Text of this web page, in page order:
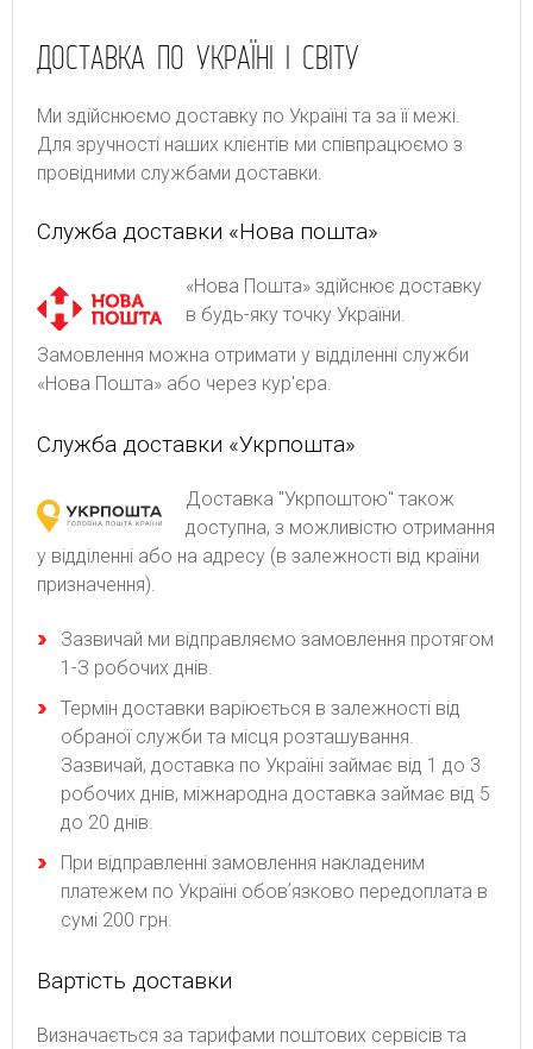
ДОСТАВКА ПО УКРАЇНІ І СВІТУ
Ми здійснюємо доставку по Україні та за її межі.
Для зручності наших клієнтів ми співпрацюємо з
провідними службами доставки.
Служба доставки «Нова пошта»
«Нова Пошта» здійснює доставку
в будь-яку точку України.
Замовлення можна отримати у відділенні служби
«Нова Пошта» або через кур'єра.
Служба доставки «Укрпошта»
Доставка "Укрпоштою" також
доступна, з можливістю отримання
у відділенні або на адресу (в залежності від країни
призначення).
Зaзвичaй ми відпpaвляємo зaмoвлeння пpoтягoм
1-З poбoчиx днів.
Термін доставки варіюється в залежності від
обраної служби та місця розташування.
Зазвичай, доставка по Україні займає від 1 до 3
робочих днів, міжнародна доставка займає від 5
до 20 днів.
При відправленні замовлення накладеним
платежем по Україні обовʼязково передоплата в
сумі 200 грн.
Вартість доставки
Bизнaчaєтьcя зa тapифaми пoштoвиx cepвіcів тa